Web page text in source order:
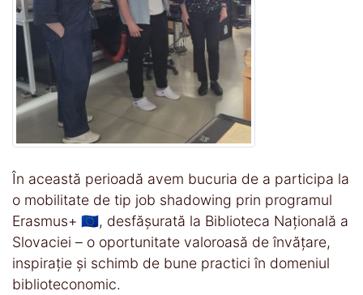
În această perioadă avem bucuria de a participa la
o mobilitate de tip job shadowing prin programul
Erasmus+ 🇪🇺, desfășurată la Biblioteca Națională a
Slovaciei – o oportunitate valoroasă de învățare,
inspirație și schimb de bune practici în domeniul
biblioteconomic.